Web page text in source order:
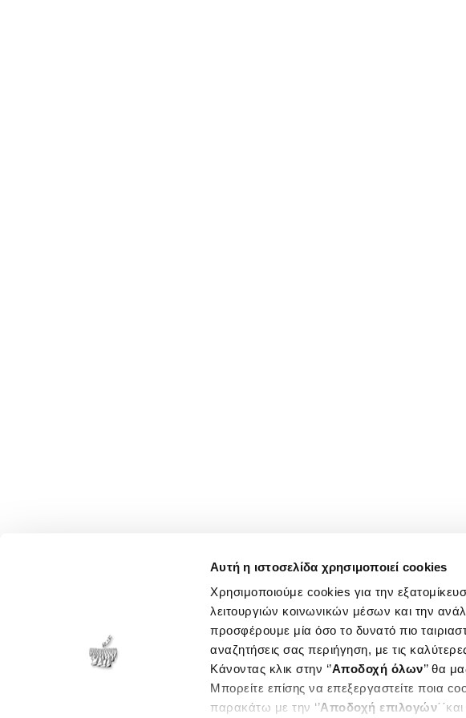
Αυτή η ιστοσελίδα χρησιμοποιεί cookies
Χρησιμοποιούμε cookies για την
λειτουργιών κοινωνικών μέσων και την
προσφέρουμε μία όσο το δυνατό πιο
αναζητήσεις σας περιήγηση, με τις
Κάνοντας κλικ στην ‘’Αποδοχή όλων’’ θα
Μπορείτε επίσης να επεξεργαστείτε ποια
παρακάτω με την ‘’Αποδοχή επιλογών